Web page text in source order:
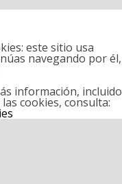
este sitio usa
navegando por él,
información, incluido
cookies, consulta: